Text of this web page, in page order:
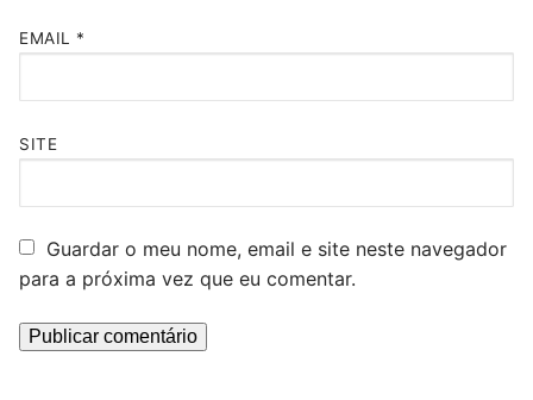
EMAIL *
SITE
Guardar o meu nome, email e site neste navegador
para a próxima vez que eu comentar.